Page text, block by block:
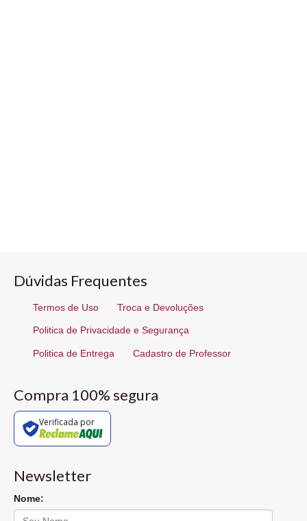
Dúvidas Frequentes
Termos de Uso Troca e Devoluções
Politica de Privacidade e Segurança
Politica de Entrega Cadastro de Professor
Compra 100% segura
Verificada por
Newsletter
Nome: